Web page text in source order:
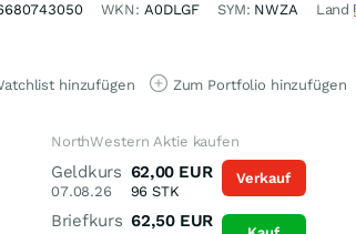
WKN: A0DLGF SYM: NWZA Land
hinzufügen Zum Portfolio hinzufügen
NorthWestern Aktie kaufen
Geldkurs
07.08.26
62,00 EUR
96 STK
Briefkurs 62,50 EUR
Verkauf